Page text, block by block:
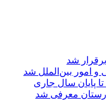
شد
و امور بین‌الملل شد
پایان سال جاری
معرفی شد